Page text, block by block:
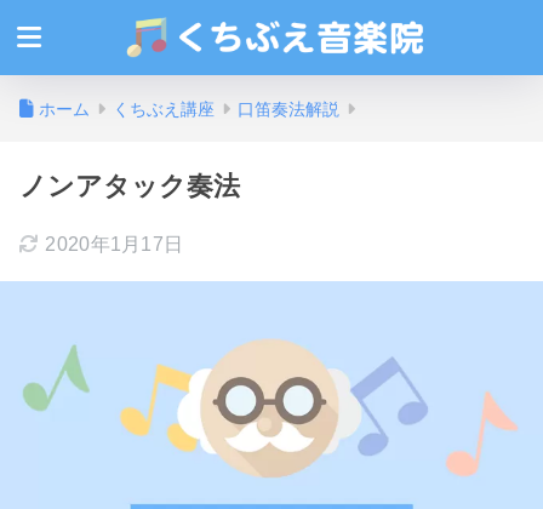
ホーム くちぶえ講座 口笛奏法解説
ノンアタック奏法
2020年1月17日